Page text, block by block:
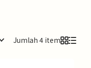
Jumlah 4 item